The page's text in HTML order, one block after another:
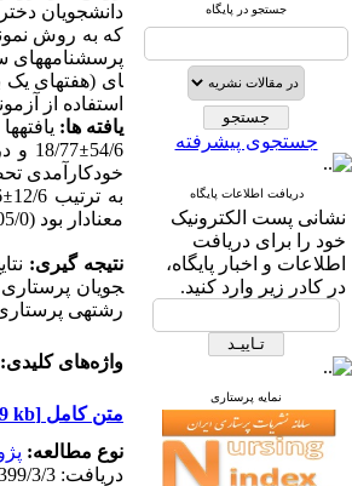
جستجو در پایگاه
جستجوی پیشرفته
دریافت اطلاعات پایگاه
نشانی پست الکترونیک
خود را برای دریافت
اطلاعات و اخبار پایگاه،
در کادر زیر وارد کنید.
نمایه پرستاری
دانشجویان دختر
که به روش
پرسشنامه­های
ای (هفته­ای یک
استفاده از
یافته­ ها:
54/6
±18/77 و در پس­آزمون گروه مداخله و کنترل به ترتیب 12/7
خودکارآمدی
به ترتیب 12/6
±
معنادار بود (05/0 >
نتیجه­ گیری:
جویان پرستاری
رشته­ی پرستاری
واژه‌های کلیدی:
متن کامل [PDF 269 kb]
نوع مطالعه:
دریافت: 1399/3/3 | پذیرش: 1399/7/10 | انتشار: 1399/7/10